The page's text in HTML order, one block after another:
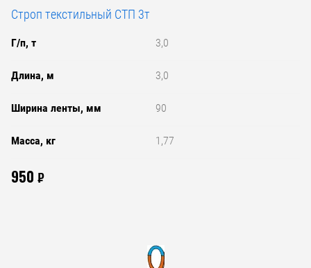
Строп текстильный СТП 3т
Г/п, т 3,0
Длина, м 3,0
Ширина ленты, мм 90
Масса, кг 1,77
950 ₽